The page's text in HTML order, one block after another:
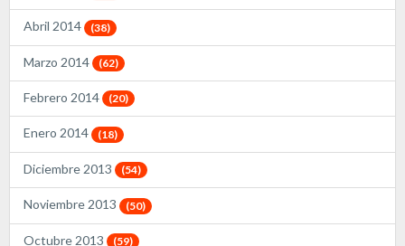
Abril 2014 (38)
Marzo 2014 (62)
Febrero 2014 (20)
Enero 2014 (18)
Diciembre 2013 (54)
Noviembre 2013 (50)
Octubre 2013 (59)